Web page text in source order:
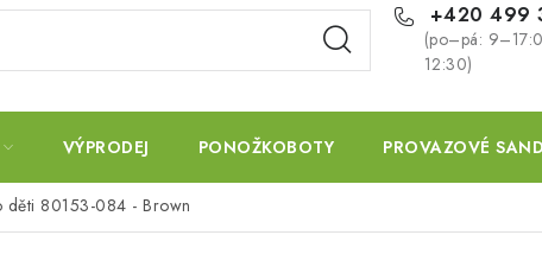
+420 499
(po–pá:
12:30)
VÝPRODEJ PONOŽKOBOTY PROVAZOVÉ
děti 80153-084 - Brown